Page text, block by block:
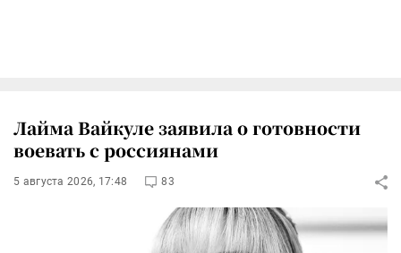
Лайма Вайкуле заявила о готовности
воевать с россиянами
5 августа 2026, 17:48 83